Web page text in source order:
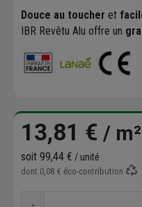
Douce au toucher et
IBR Revêtu Alu offre un
13,81 € / m²
soit 99,44 € / unité
dont 0,08 € éco-contribution